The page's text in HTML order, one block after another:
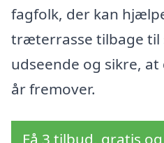
fagfolk, der kan
træterrasse tilbage til
udseende og sikre,
år fremover.
Få 3 tilbud, gratis